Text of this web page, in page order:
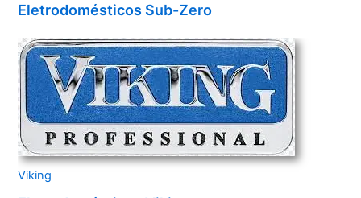
Eletrodomésticos Sub-Zero
Viking